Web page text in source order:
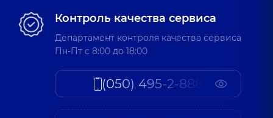
Контроль качества сервиса
Департамент контроля качества сервиса
Пн-Пт c 8:00 до 18:00
(050) 495-2-888